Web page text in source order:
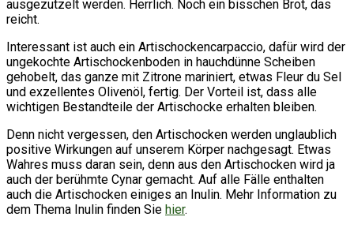
ausgezutzelt werden. Herrlich. Noch ein bisschen Brot, das
reicht.
Interessant ist auch ein Artischockencarpaccio, dafür wird der
ungekochte Artischockenboden in hauchdünne Scheiben
gehobelt, das ganze mit Zitrone mariniert, etwas Fleur du Sel
und exzellentes Olivenöl, fertig. Der Vorteil ist, dass alle
wichtigen Bestandteile der Artischocke erhalten bleiben.
Denn nicht vergessen, den Artischocken werden unglaublich
positive Wirkungen auf unserem Körper nachgesagt. Etwas
Wahres muss daran sein, denn aus den Artischocken wird ja
auch der berühmte Cynar gemacht. Auf alle Fälle enthalten
auch die Artischocken einiges an Inulin. Mehr Information zu
dem Thema Inulin finden Sie hier.